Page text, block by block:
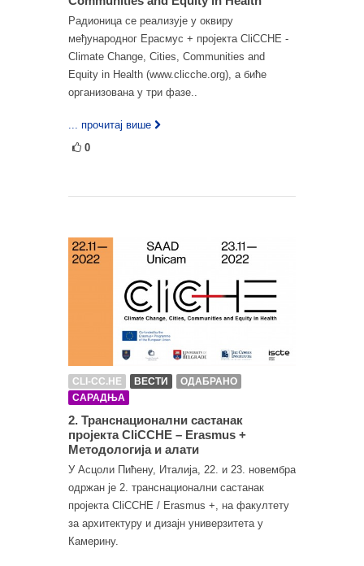
Радионица се реализује у оквиру
међународног Ерасмус + пројекта CliCCHE -
Climate Change, Cities, Communities and
Equity in Health (www.clicche.org), а биће
организована у три фазе..
... прочитај више
0
CLI-CC.HE ВЕСТИ
ОДАБРАНО
САРАДЊА
2. Транснационални састанак
пројекта CliCCHE – Erasmus +
Методологија и алати
У Асцоли Пићену, Италија, 22. и 23. новембра
одржан је 2. транснационални састанак
пројекта CliCCHE / Erasmus +, на факултету
за архитектуру и дизајн универзитета у
Камерину.